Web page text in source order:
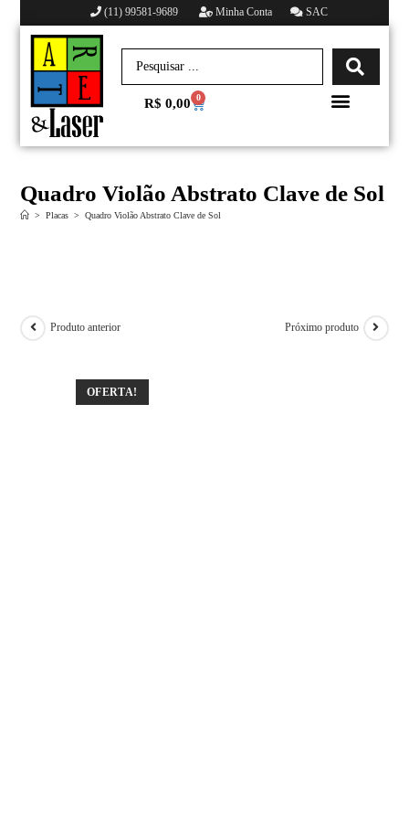
(11) 99581-9689 Minha Conta SAC
R$ 0,00 0
Quadro Violão Abstrato Clave de Sol
> Placas > Quadro Violão Abstrato Clave de Sol
OFERTA!
Produto anterior Próximo produto